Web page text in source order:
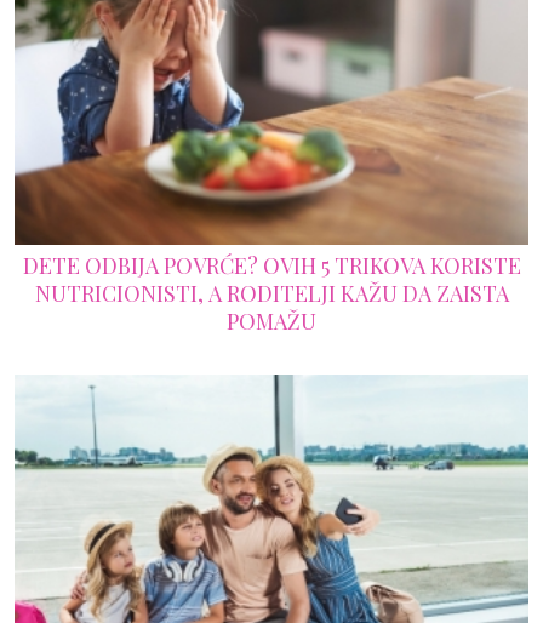
DETE ODBIJA POVRĆE? OVIH 5 TRIKOVA KORISTE
NUTRICIONISTI, A RODITELJI KAŽU DA ZAISTA
POMAŽU